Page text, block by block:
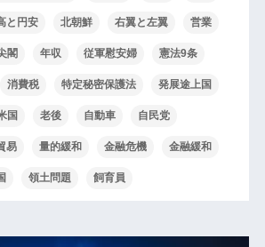
と円安 北朝鮮 右翼と左翼 営業
閣 年収 従軍慰安婦 憲法9条
消費税 特定秘密保護法 発展途上国
国 老後 自動車 自民党
易 量的緩和 金融危機 金融緩和
領土問題 飼育員